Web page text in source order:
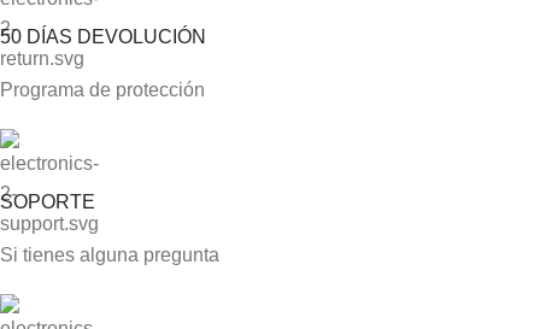
50 DÍAS DEVOLUCIÓN
Programa de protección
SOPORTE
Si tienes alguna pregunta